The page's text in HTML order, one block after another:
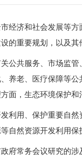
市经济和社会发展等
的重要规划，以及
关公共服务、市场监
养老、医疗保障等
面，生态环境保护和
发利用、保护重要自
自然资源开发利用保
政府常务会议研究的